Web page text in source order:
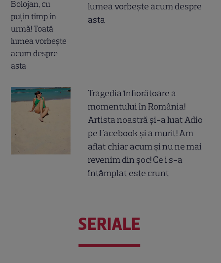
lumea vorbește acum despre
asta
Tragedia înfiorătoare a
momentului în România!
Artista noastră și-a luat Adio
pe Facebook și a murit! Am
aflat chiar acum și nu ne mai
revenim din șoc! Ce i s-a
întâmplat este crunt
SERIALE